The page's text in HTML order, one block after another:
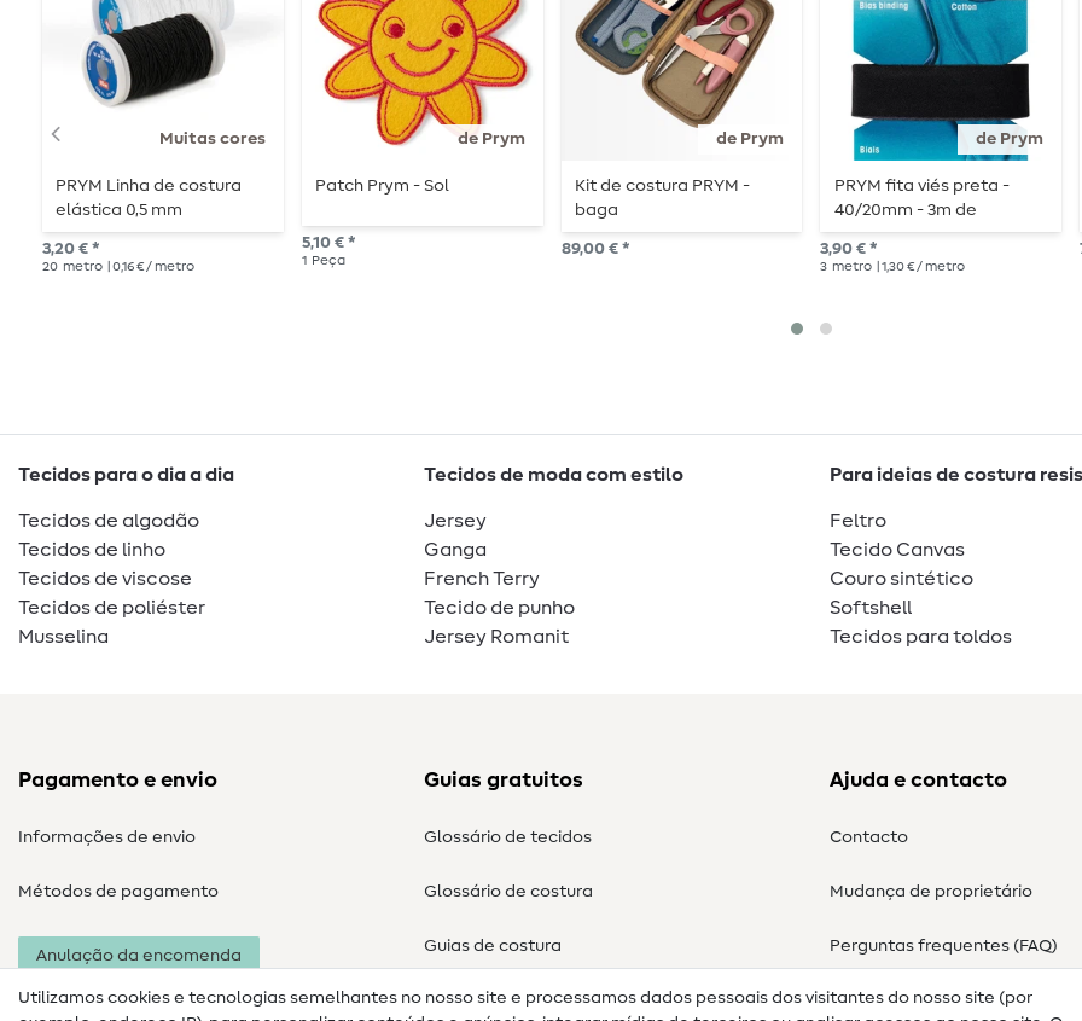
Muitas cores
PRYM Linha de costura
elástica 0,5 mm
3,20 € *
20 metro | 0,16 € / metro
de Prym
Patch Prym - Sol
5,10 € *
1 Peça
de Prym
Kit de costura PRYM -
baga
89,00 € *
de Prym
PRYM fita viés preta -
40/20mm - 3m de
comprimento
3,90 € *
3 metro | 1,30 € / metro
Tecidos para o dia a dia
Tecidos de algodão
Tecidos de linho
Tecidos de viscose
Tecidos de poliéster
Musselina
Tecidos de moda com estilo
Jersey
Ganga
French Terry
Tecido de punho
Jersey Romanit
Para ideias de costura
Feltro
Tecido Canvas
Couro sintético
Softshell
Tecidos para toldos
Pagamento e envio
Informações de envio
Métodos de pagamento
Anulação da encomenda
Guias gratuitos
Glossário de tecidos
Glossário de costura
Guias de costura
Ajuda e contacto
Contacto
Mudança de proprietário
Perguntas frequentes (FAQ)
Direito de cancelamento
Utilizamos cookies e tecnologias semelhantes no nosso site e processamos dados pessoais dos visitantes do nosso site (por